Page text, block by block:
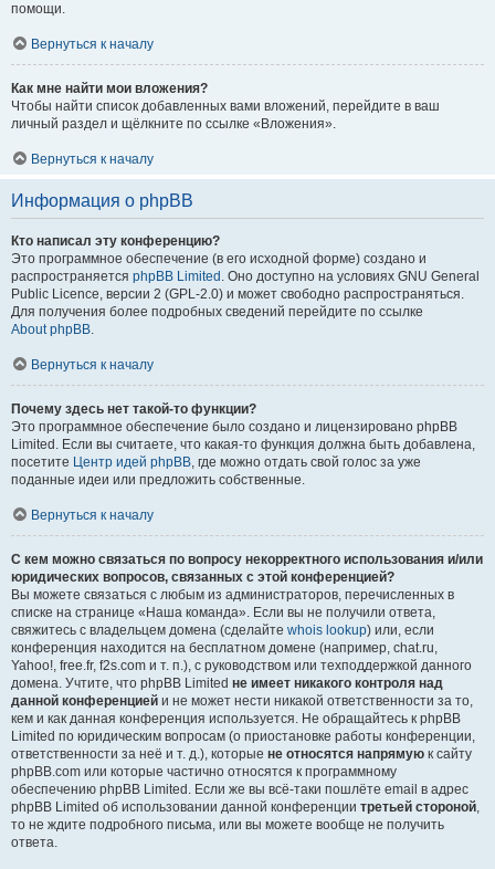
помощи.
Вернуться к началу
Как мне найти мои вложения?
Чтобы найти список добавленных вами вложений, перейдите в ваш
личный раздел и щёлкните по ссылке «Вложения».
Вернуться к началу
Информация о phpBB
Кто написал эту конференцию?
Это программное обеспечение (в его исходной форме) создано и
распространяется phpBB Limited . Оно доступно на условиях GNU General
Public Licence, версии 2 (GPL-2.0) и может свободно распространяться.
Для получения более подробных сведений перейдите по ссылке
About phpBB.
Вернуться к началу
Почему здесь нет такой-то функции?
Это программное обеспечение было создано и лицензировано phpBB
Limited. Если вы считаете, что какая-то функция должна быть добавлена,
посетите Центр идей phpBB, где можно отдать свой голос за уже
поданные идеи или предложить собственные.
Вернуться к началу
С кем можно связаться по вопросу некорректного использования и/или
юридических вопросов, связанных с этой конференцией?
Вы можете связаться с любым из администраторов, перечисленных в
списке на странице «Наша команда». Если вы не получили ответа,
свяжитесь с владельцем домена (сделайте whois lookup) или, если
конференция находится на бесплатном домене (например, chat.ru,
Yahoo!, free.fr, f2s.com и т. п.), с руководством или техподдержкой данного
домена. Учтите, что phpBB Limited не имеет никакого контроля над
данной конференцией и не может нести никакой ответственности за то,
кем и как данная конференция используется. Не обращайтесь к phpBB
Limited по юридическим вопросам (о приостановке работы конференции,
ответственности за неё и т. д.), которые не относятся напрямую к сайту
phpBB.com или которые частично относятся к программному
обеспечению phpBB Limited. Если же вы всё-таки пошлёте email в адрес
phpBB Limited об использовании данной конференции третьей стороной,
то не ждите подробного письма, или вы можете вообще не получить
ответа.